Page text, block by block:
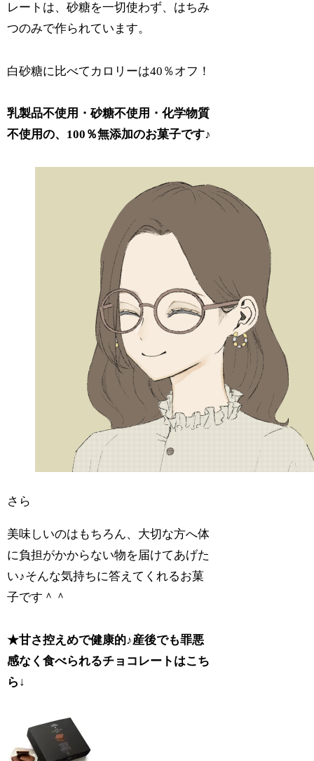
レートは、砂糖を一切使わず、はちみ
つのみで作られています。
白砂糖に比べてカロリーは40％オフ！
乳製品不使用・砂糖不使用・化学物質
不使用の、100％無添加のお菓子です♪
さら
美味しいのはもちろん、大切な方へ体
に負担がかからない物を届けてあげた
い♪そんな気持ちに答えてくれるお菓
子です＾＾
★甘さ控えめで健康的♪産後でも罪悪
感なく食べられるチョコレートはこち
ら↓